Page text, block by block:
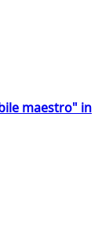
maestro" in